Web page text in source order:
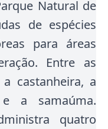
Natural de
de espécies
para áreas
Entre as
castanheira, a
a samaúma.
quatro